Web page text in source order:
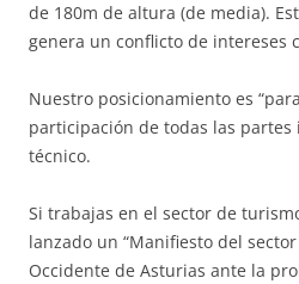
de 180m de altura (de media).
genera un conflicto de intereses
Nuestro posicionamiento es
participación de todas las
técnico.
Si trabajas en el sector de
lanzado un “Manifiesto del
Occidente de Asturias ante la